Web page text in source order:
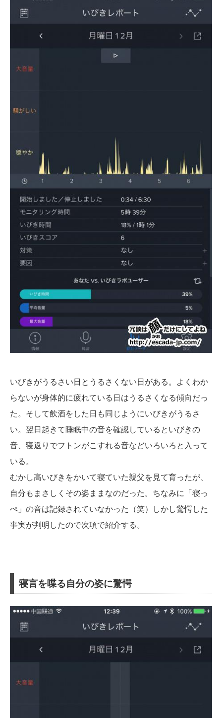
いびきがうるさい日とうるさくない日がある。よくわか
らないが身体的に疲れている日はうるさくなる傾向だっ
た。そして飲酒をした日も同じようにいびきがうるさ
い。翌日起きて睡眠中の音を確認しているといびきの
音、寝返りでフトンがこすれる音などいろいろと入って
いる。
むかし高いびきをかいて寝ていた親父を見て育ったが、
自分もまさしくその姿ままなのだった。ちなみに「寝っ
ぺ」の音は記録されていなかった（笑）しかし驚愕した
事実が判明したので次項で紹介する。
寝言を喋る自分の姿に驚愕